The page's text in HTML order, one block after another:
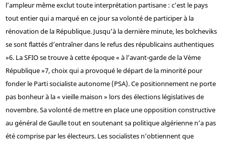
l’ampleur même exclut toute interprétation partisane : c’est le pays
tout entier qui a marqué en ce jour sa volonté de participer à la
rénovation de la République. Jusqu’à la dernière minute, les bolcheviks
se sont flattés d’entraîner dans le refus des républicains authentiques
»6. La SFIO se trouve à cette époque « à l’avant-garde de la Vème
République »7, choix qui a provoqué le départ de la minorité pour
fonder le Parti socialiste autonome (PSA). Ce positionnement ne porte
pas bonheur à la « vieille maison » lors des élections législatives de
novembre. Sa volonté de mettre en place une opposition constructive
au général de Gaulle tout en soutenant sa politique algérienne n’a pas
été comprise par les électeurs. Les socialistes n’obtiennent que